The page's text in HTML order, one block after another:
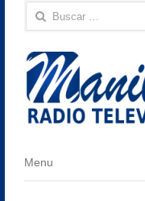
Buscar:
Menu
Menu